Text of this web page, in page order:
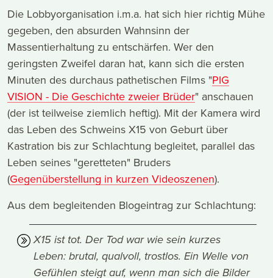
Die Lobbyorganisation i.m.a. hat sich hier richtig Mühe
gegeben, den absurden Wahnsinn der
Massentierhaltung zu entschärfen. Wer den
geringsten Zweifel daran hat, kann sich die ersten
Minuten des durchaus pathetischen Films "PIG
VISION - Die Geschichte zweier Brüder" anschauen
(der ist teilweise ziemlich heftig). Mit der Kamera wird
das Leben des Schweins X15 von Geburt über
Kastration bis zur Schlachtung begleitet, parallel das
Leben seines "geretteten" Bruders
(Gegenüberstellung in kurzen Videoszenen).
Aus dem begleitenden Blogeintrag zur Schlachtung:
X15 ist tot. Der Tod war wie sein kurzes
Leben: brutal, qualvoll, trostlos. Ein Welle von
Gefühlen steigt auf, wenn man sich die Bilder